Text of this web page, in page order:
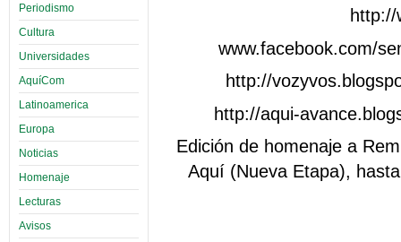
Periodismo
Cultura
Universidades
AquíCom
Latinoamerica
Europa
Noticias
Homenaje
Lecturas
Avisos
http://
www.facebook.com/
http://
http://aqui-
Edición de homenaje a
Aquí (Nueva Etapa),